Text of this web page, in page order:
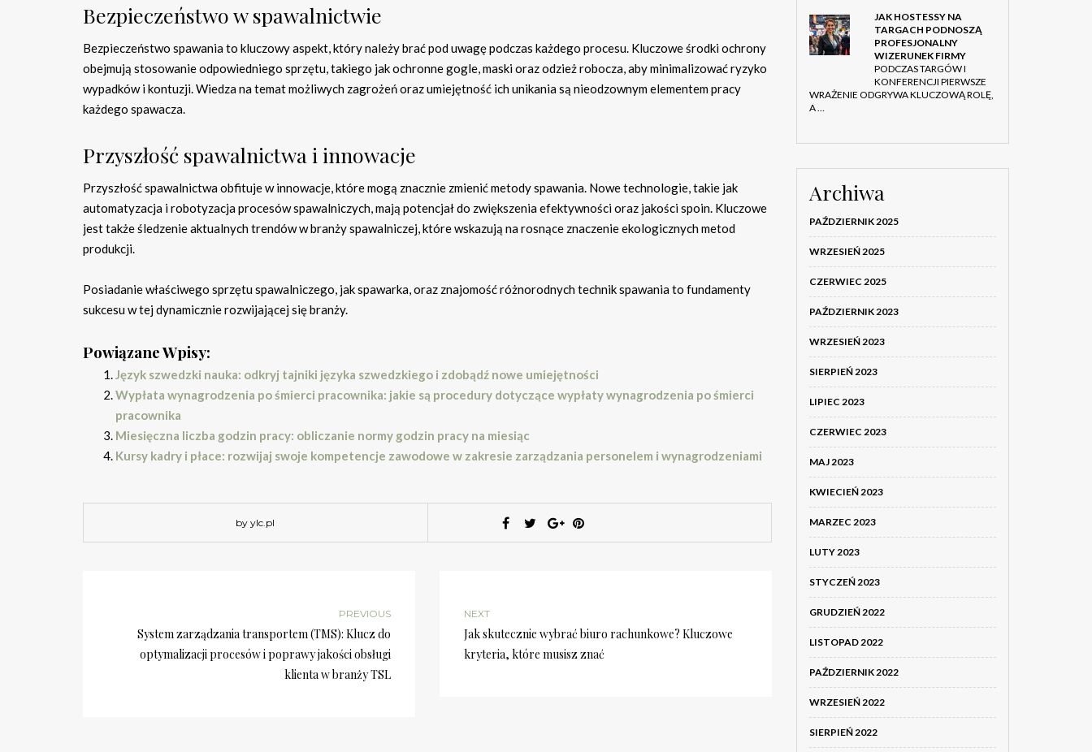
Bezpieczeństwo w spawalnictwie
Bezpieczeństwo spawania to kluczowy aspekt, który należy brać pod uwagę podczas każdego procesu. Kluczowe środki ochrony
obejmują stosowanie odpowiedniego sprzętu, takiego jak ochronne gogle, maski oraz odzież robocza, aby minimalizować ryzyko
wypadków i kontuzji. Wiedza na temat możliwych zagrożeń oraz umiejętność ich unikania są nieodzownym elementem pracy
każdego spawacza.
Przyszłość spawalnictwa i innowacje
Przyszłość spawalnictwa obfituje w innowacje, które mogą znacznie zmienić metody spawania. Nowe technologie, takie jak
automatyzacja i robotyzacja procesów spawalniczych, mają potencjał do zwiększenia efektywności oraz jakości spoin. Kluczowe
jest także śledzenie aktualnych trendów w branży spawalniczej, które wskazują na rosnące znaczenie ekologicznych metod
produkcji.
Posiadanie właściwego sprzętu spawalniczego, jak spawarka, oraz znajomość różnorodnych technik spawania to fundamenty
sukcesu w tej dynamicznie rozwijającej się branży.
Powiązane Wpisy:
Język szwedzki nauka: odkryj tajniki języka szwedzkiego i zdobądź nowe umiejętności
Wypłata wynagrodzenia po śmierci pracownika: jakie są procedury dotyczące wypłaty wynagrodzenia po śmierci
pracownika
Miesięczna liczba godzin pracy: obliczanie normy godzin pracy na miesiąc
Kursy kadry i płace: rozwijaj swoje kompetencje zawodowe w zakresie zarządzania personelem i wynagrodzeniami
by ylc.pl
PREVIOUS
System zarządzania transportem (TMS): Klucz do
optymalizacji procesów i poprawy jakości obsługi
klienta w branży TSL
NEXT
Jak skutecznie wybrać biuro rachunkowe? Kluczowe
kryteria, które musisz znać
JAK HOSTESSY NA
TARGACH PODNOSZĄ
PROFESJONALNY
WIZERUNEK FIRMY
PODCZAS TARGÓW I
KONFERENCJI PIERWSZE
WRAŻENIE ODGRYWA KLUCZOWĄ ROLĘ,
A …
Archiwa
PAŹDZIERNIK 2025
WRZESIEŃ 2025
CZERWIEC 2025
PAŹDZIERNIK 2023
WRZESIEŃ 2023
SIERPIEŃ 2023
LIPIEC 2023
CZERWIEC 2023
MAJ 2023
KWIECIEŃ 2023
MARZEC 2023
LUTY 2023
STYCZEŃ 2023
GRUDZIEŃ 2022
LISTOPAD 2022
PAŹDZIERNIK 2022
WRZESIEŃ 2022
SIERPIEŃ 2022